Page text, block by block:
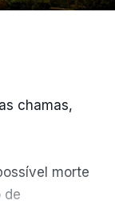
chamas,
morte
de